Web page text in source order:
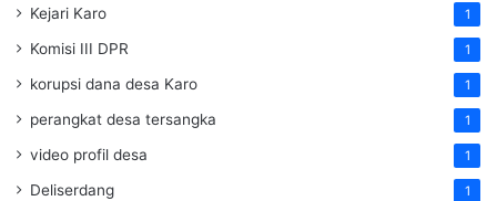
Kejari Karo 1
Komisi III DPR 1
korupsi dana desa Karo 1
perangkat desa tersangka 1
video profil desa 1
Deliserdang 1